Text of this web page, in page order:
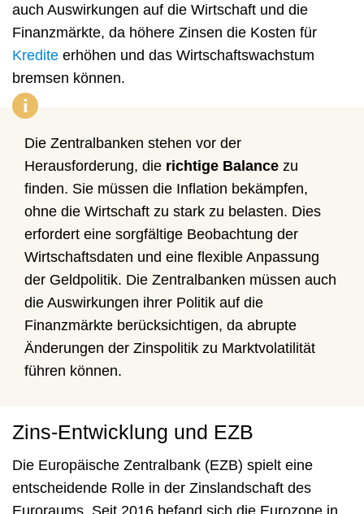
auch Auswirkungen auf die Wirtschaft und die
Finanzmärkte, da höhere Zinsen die Kosten für
Kredite erhöhen und das Wirtschaftswachstum
bremsen können.
i
Die Zentralbanken stehen vor der
Herausforderung, die richtige Balance zu
finden. Sie müssen die Inflation bekämpfen,
ohne die Wirtschaft zu stark zu belasten. Dies
erfordert eine sorgfältige Beobachtung der
Wirtschaftsdaten und eine flexible Anpassung
der Geldpolitik. Die Zentralbanken müssen auch
die Auswirkungen ihrer Politik auf die
Finanzmärkte berücksichtigen, da abrupte
Änderungen der Zinspolitik zu Marktvolatilität
führen können.
Zins-Entwicklung und EZB
Die Europäische Zentralbank (EZB) spielt eine
entscheidende Rolle in der Zinslandschaft des